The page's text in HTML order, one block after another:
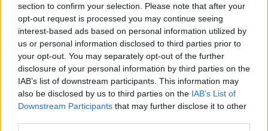
section to confirm your selection. Please note that after your
opt-out request is processed you may continue seeing
interest-based ads based on personal information utilized by
us or personal information disclosed to third parties prior to
your opt-out. You may separately opt-out of the further
disclosure of your personal information by third parties on the
IAB’s list of downstream participants. This information may
also be disclosed by us to third parties on the IAB’s List of
Downstream Participants that may further disclose it to other
RANKING POR CANALES
Ekstraklasa.tv
50 (68,49%)
OneFootball
18 (24,66%)
GolStadium
5 (6,85%)
OneFootball PPV
2 (2,74%)
Ver ranking completo